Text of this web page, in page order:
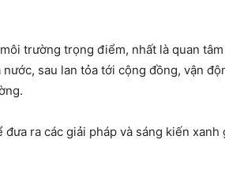
trường trọng điểm, nhất là quan
sau lan tỏa tới cộng đồng, vận
ra các giải pháp và sáng kiến